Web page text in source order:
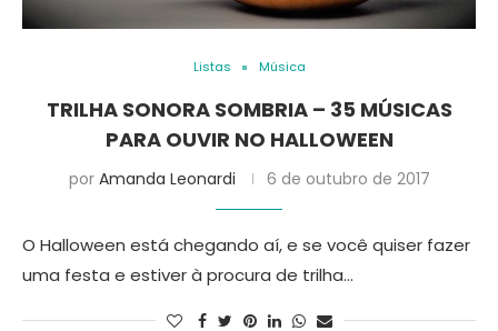
Listas Música
TRILHA SONORA SOMBRIA – 35 MÚSICAS
PARA OUVIR NO HALLOWEEN
por Amanda Leonardi 6 de outubro de 2017
O Halloween está chegando aí, e se você quiser fazer
uma festa e estiver à procura de trilha…